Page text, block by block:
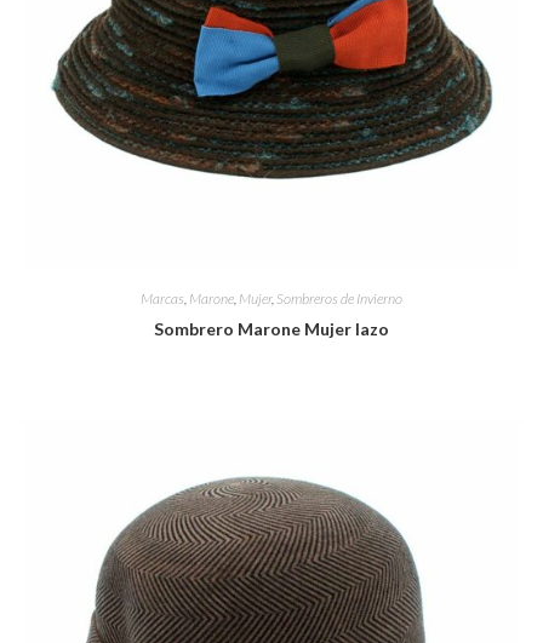
Marcas, Marone, Mujer, Sombreros de Invierno
Sombrero Marone Mujer lazo